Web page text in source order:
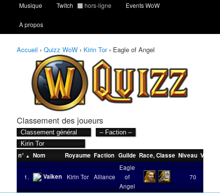
Musique Twitch hors-ligne Events WoW
À propos
Accueil › Quizz WoW › Kirin Tor › Eagle of Angel
Classement des joueurs
n° Nom Royaume Faction Guilde Race,Classe Niveau
1. Vaïken Kirin Tor Alliance
Eagle
of
Angel
70